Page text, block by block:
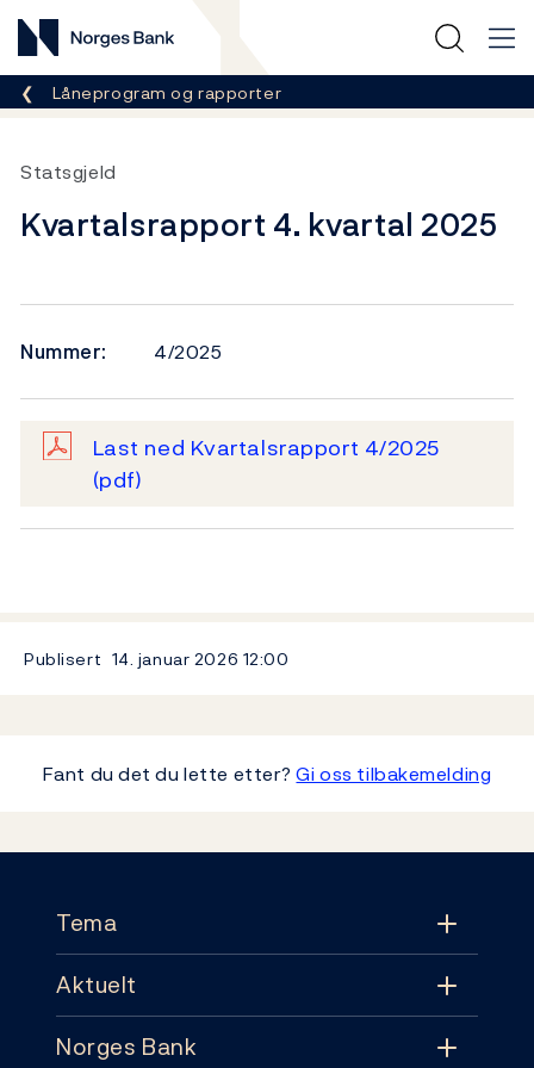
Norges Bank
Her er du nå:
Låneprogram og rapporter
Statsgjeld
Kvartalsrapport 4. kvartal 2025
Nummer: 4/2025
Last ned Kvartalsrapport 4/2025
(pdf)
Publisert 14. januar 2026 12:00
Fant du det du lette etter?Gi oss tilbakemelding
Tema
Tema
Aktuelt
Aktuelt
Norges Bank